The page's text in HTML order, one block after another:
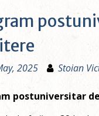
2025 Stoian
postuniversitar